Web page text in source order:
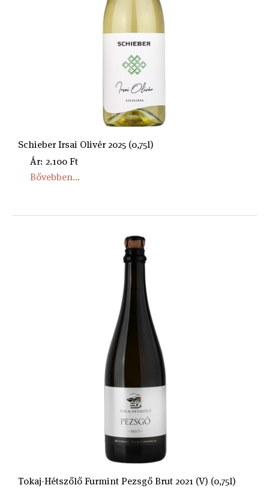
Schieber Irsai Olivér 2025 (0,75l)
Ár: 2.100 Ft
Bővebben...
Tokaj-Hétszőlő Furmint Pezsgő Brut 2021 (V) (0,75l)